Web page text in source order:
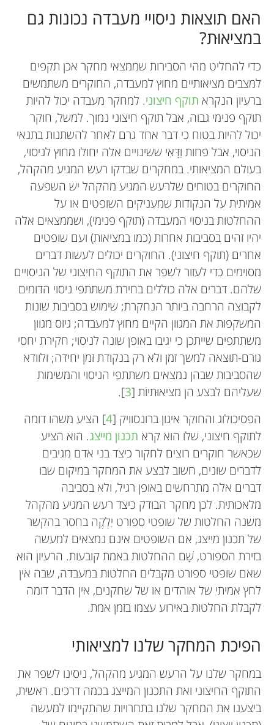
האם תוצאות ניסויי מעבדה נכונות גם
במציאוּת?
כדי להחליט מהי הסבירות שממצאי מחקר אכן תקפים
למצבים מציאותיים מחוץ למעבדה, החוקרים משתמשים
ברעיון הנקרא תוקף חיצוני. למחקר מעבדה יכול להיות
תוקף פנימי גבוה, אבל תוקף חיצוני נמוך. למשל, חוקר
יכול להיות בטוח כי דבר אחד גרם לאחר להשתנות בתנאי
הניסוי, אבל פחות וַדָּאִי ששינויים אלה יחולו מחוץ לניסוי,
בעולם המציאותי. במחקרים שבדקו רעש המגיע מהקהל,
החוקרים בטוחים שלרעש המגיע מהקהל יש השפעה
אמיתית על הנקודות שמעניקים השופטים או על
ההחלטות בניסוי המעבדה (תוקף פנימי), ושממצאים אלה
יהיו זהים בסביבות אחרות (כמו במציאות) ועם שופטים
אחרים (תוקף חיצוני). החוקרים יכולים לעשות דברים
מסוימים כדי לעזור לשפר את התוקף החיצוני של הניסויים
שלהם. דברים אלה כוללים בחירת משתתפי ניסוי הדומים
לקבוצה הרחבה ביותר הנחקרת; שימוש בסביבות שונות
המשקפות את המגוון הקיים מחוץ למעבדה; גיוס מגוון
משתתפים שייתכן כי יגיבו באופן שונה לניסוי; חקירת יחסי
גורם-תוצאה למשך זמן ולא רק בנקודת זמן יחידה; ולוודא
שהסביבות שבהן נמצאים משתתפי הניסוי והמשימות
שעליהם לבצע הן מציאוּתיוֹת [3
].
הפסיכולוג והחוקר איגון ברונסוויק [4] הציע משהו דומה
לתוקף חיצוני, שלו הוא קרא תכנון מייצג. הוא הציע
שכאשר חוקרים רוצים לחקור כיצד בני אדם מגיבים
לדברים שונים, חשוב לבצע את המחקר במיקום שבו
דברים אלה מתרחשים באופן רגיל, ולא בסביבה
מלאכותית. לכן מחקר הבודק כיצד רעש המגיע מהקהל
משנה החלטות של שופטי ספורט יִלְקֶה בחסר בהקשר
של תכנון מייצג, אם השופטים אינם נמצאים למעשה
בזירת הספורט, שָׁם ההחלטות באמת קובעות. הרעיון הוא
שאם שופטי ספורט מקבלים החלטות במעבדה, שבה אין
לחץ אמיתי של אוהדים או של שחקנים, אין הדבר דומה
לקבלת החלטות באירוע עצמו בזמן אמת.
הפיכת המחקר שלנו למציאותי
במחקר שלנו על הרעש המגיע מהקהל, ניסינו לשפר את
התוקף החיצוני ואת התכנון המייצג בכמה דרכים. ראשית,
ביצענו את המחקר שלנו בתחרויות שהתקיימו למעשה